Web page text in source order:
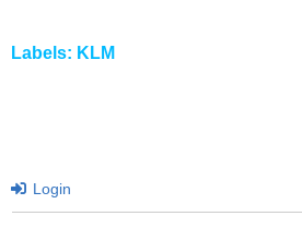
Labels: KLM
Login